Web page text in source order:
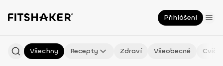
Přihlášení
Všechny Recepty Zdraví Všeobecné